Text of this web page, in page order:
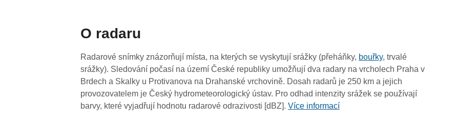
01:50
01:40
01:30
01:20
O radaru
Radarové snímky znázorňují místa, na kterých se vyskytují srážky (přeháňky, bouřky, trvalé
srážky). Sledování počasí na území České republiky umožňují dva radary na vrcholech Praha v
Brdech a Skalky u Protivanova na Drahanské vrchovině. Dosah radarů je 250 km a jejich
provozovatelem je Český hydrometeorologický ústav. Pro odhad intenzity srážek se používají
barvy, které vyjadřují hodnotu radarové odrazivosti [dBZ].Více informací